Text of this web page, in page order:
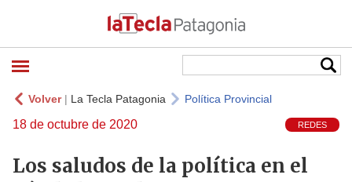
Volver| La Tecla Patagonia Política Provincial
18 de octubre de 2020 REDES
Los saludos de la política en el